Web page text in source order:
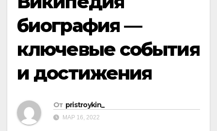
биография —
ключевые события
и достижения
От pristroykin_
МАР 16, 2022